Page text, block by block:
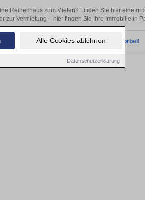
Alle Cookies ablehnen
Datenschutzerklärung
Reihenhaus zum Mieten? Finden Sie hier eine
zur Vermietung – hier finden Sie Ihre Immobilie in
Objekte finden. Schauen Sie bald wieder vorbei!